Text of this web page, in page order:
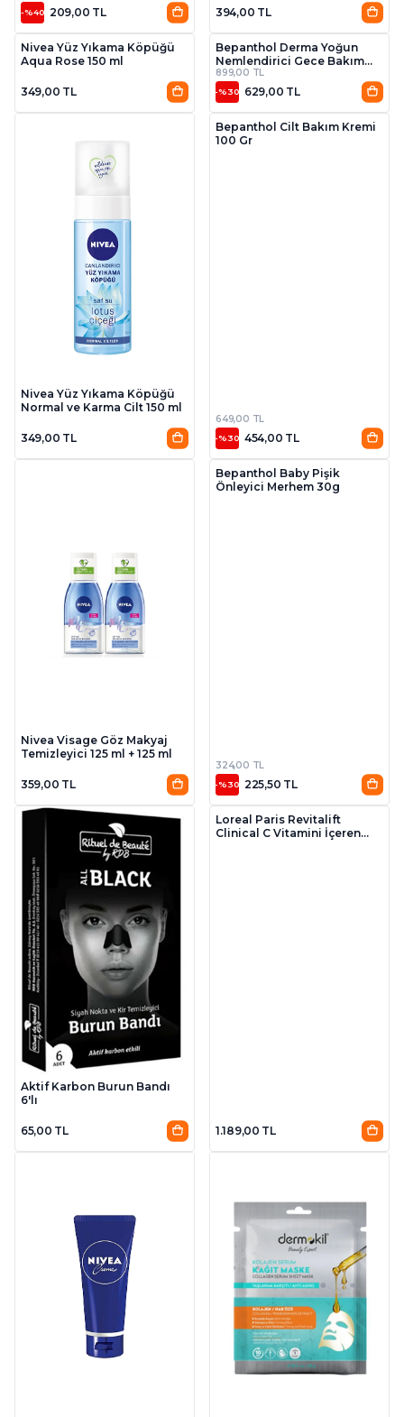
-%40 209,00 TL
394,00 TL
Nivea Yüz Yıkama Köpüğü
Aqua Rose 150 ml
349,00 TL
Bepanthol Derma Yoğun
Nemlendirici Gece Bakım
Kremi 50 ml
899,00 TL
-%30 629,00 TL
Nivea Yüz Yıkama Köpüğü
Normal ve Karma Cilt 150 ml
349,00 TL
Bepanthol Cilt Bakım Kremi
100 Gr
649,00 TL
-%30 454,00 TL
Nivea Visage Göz Makyaj
Temizleyici 125 ml + 125 ml
359,00 TL
Bepanthol Baby Pişik
Önleyici Merhem 30g
324,00 TL
-%30 225,50 TL
Aktif Karbon Burun Bandı
6'lı
65,00 TL
Loreal Paris Revitalift
Clinical C Vitamini İçeren
1.189,00 TL